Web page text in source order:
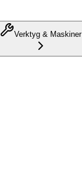
Verktyg & Maskiner